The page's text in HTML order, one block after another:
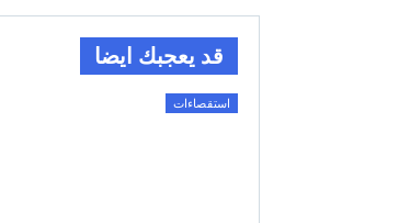
قد يعجبك ايضا
استقصاءات